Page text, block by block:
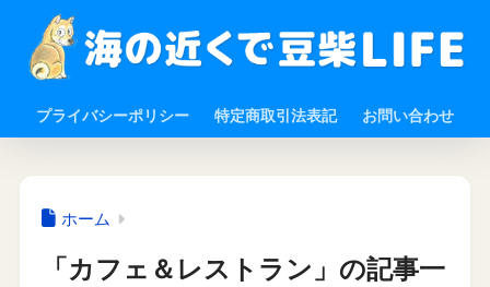
プライバシーポリシー 特定商取引法表記 お問い合わせ
ホーム
「カフェ＆レストラン」の記事一